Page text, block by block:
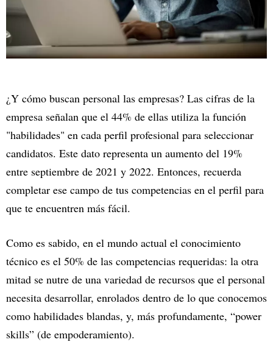
¿Y cómo buscan personal las empresas? Las cifras de la
empresa señalan que el 44% de ellas utiliza la función
"habilidades" en cada perfil profesional para seleccionar
candidatos. Este dato representa un aumento del 19%
entre septiembre de 2021 y 2022. Entonces, recuerda
completar ese campo de tus competencias en el perfil para
que te encuentren más fácil.
Como es sabido, en el mundo actual el conocimiento
técnico es el 50% de las competencias requeridas: la otra
mitad se nutre de una variedad de recursos que el personal
necesita desarrollar, enrolados dentro de lo que conocemos
como habilidades blandas, y, más profundamente, “power
skills” (de empoderamiento).